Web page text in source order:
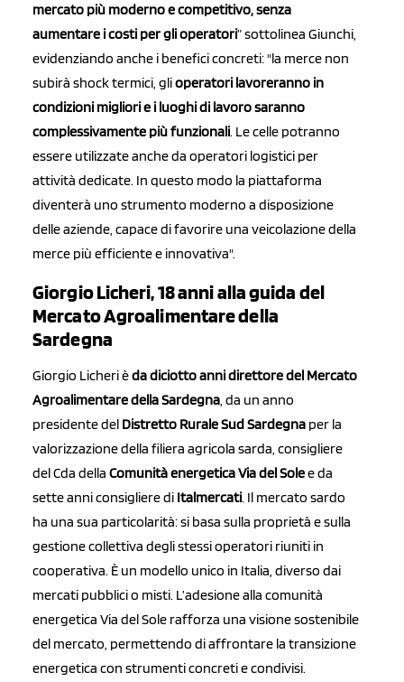
mercato più moderno e competitivo, senza
aumentare i costi per gli operatori” sottolinea Giunchi,
evidenziando anche i benefici concreti: "la merce non
subirà shock termici, glioperatori lavoreranno in
condizioni migliori e i luoghi di lavoro saranno
complessivamente più funzionali. Le celle potranno
essere utilizzate anche da operatori logistici per
attività dedicate. In questo modo la piattaforma
diventerà uno strumento moderno a disposizione
delle aziende, capace di favorire una veicolazione della
merce più efficiente e innovativa".
Giorgio Licheri, 18 anni alla guida del
Mercato Agroalimentare della
Sardegna
Giorgio Licheri èda diciotto anni direttore del Mercato
Agroalimentare della Sardegna , da un anno
presidente del Distretto Rurale Sud Sardegna per la
valorizzazione della filiera agricola sarda, consigliere
del Cda della Comunità energetica Via del Solee da
sette anni consigliere di Italmercati. Il mercato sardo
ha una sua particolarità: si basa sulla proprietà e sulla
gestione collettiva degli stessi operatori riuniti in
cooperativa. È un modello unico in Italia, diverso dai
mercati pubblici o misti. L’adesione alla comunità
energetica Via del Sole rafforza una visione sostenibile
del mercato, permettendo di affrontare la transizione
energetica con strumenti concreti e condivisi.